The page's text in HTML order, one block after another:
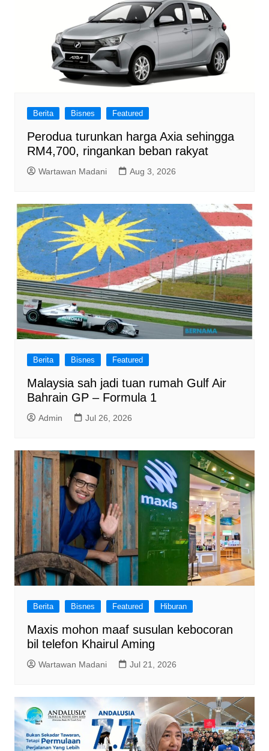
Berita Bisnes Featured
Perodua turunkan harga Axia sehingga
RM4,700, ringankan beban rakyat
Wartawan Madani Aug 3, 2026
Berita Bisnes Featured
Malaysia sah jadi tuan rumah Gulf Air
Bahrain GP – Formula 1
Admin Jul 26, 2026
Berita Bisnes Featured Hiburan
Maxis mohon maaf susulan kebocoran
bil telefon Khairul Aming
Wartawan Madani Jul 21, 2026